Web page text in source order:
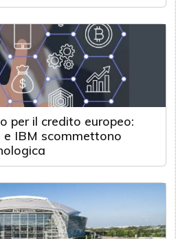
per il credito europeo:
e IBM scommettono